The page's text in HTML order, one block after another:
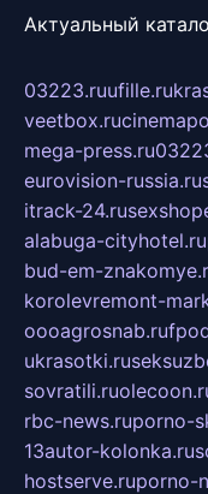
Актуальный
03223.ruufille.ru
veetbox.ru
mega-press.ru
eurovision-russia.ru
itrack-24.ru
alabuga-cityhotel.ru
bud-em-
korolevremont-
oooagrosnab.ru
ukrasotki.ru
sovratili.ru
rbc-news.ruporno-
13autor-kolonka.ru
hostserve.ruporno-